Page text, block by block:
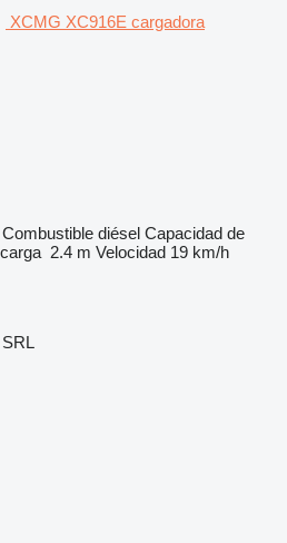
XCMG XC916E cargadora
Combustible diésel Capacidad de
2.4 m Velocidad 19 km/h